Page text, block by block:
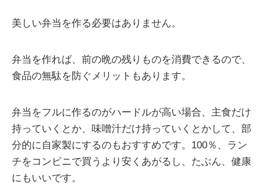
美しい弁当を作る必要はありません。
弁当を作れば、前の晩の残りものを消費できるので、
食品の無駄を防ぐメリットもあります。
弁当をフルに作るのがハードルが高い場合、主食だけ
持っていくとか、味噌汁だけ持っていくとかして、部
分的に自家製にするのもおすすめです。100％、ラン
チをコンビニで買うより安くあがるし、たぶん、健康
にもいいです。